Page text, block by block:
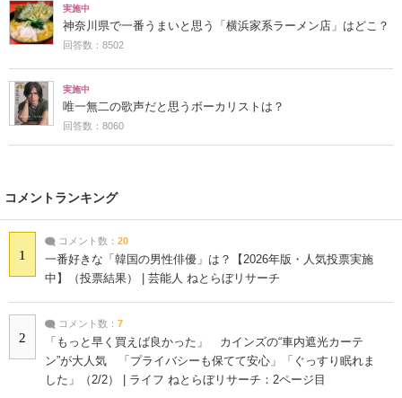
実施中
神奈川県で一番うまいと思う「横浜家系ラーメン店」はどこ？
回答数：8502
実施中
唯一無二の歌声だと思うボーカリストは？
回答数：8060
コメントランキング
1
コメント数： 20
一番好きな「韓国の男性俳優」は？【2026年版・人気投票実施
中】（投票結果） | 芸能人 ねとらぼリサーチ
2
コメント数： 7
「もっと早く買えば良かった」 カインズの“車内遮光カーテ
ン”が大人気 「プライバシーも保てて安心」「ぐっすり眠れま
した」（2/2） | ライフ ねとらぼリサーチ：2ページ目